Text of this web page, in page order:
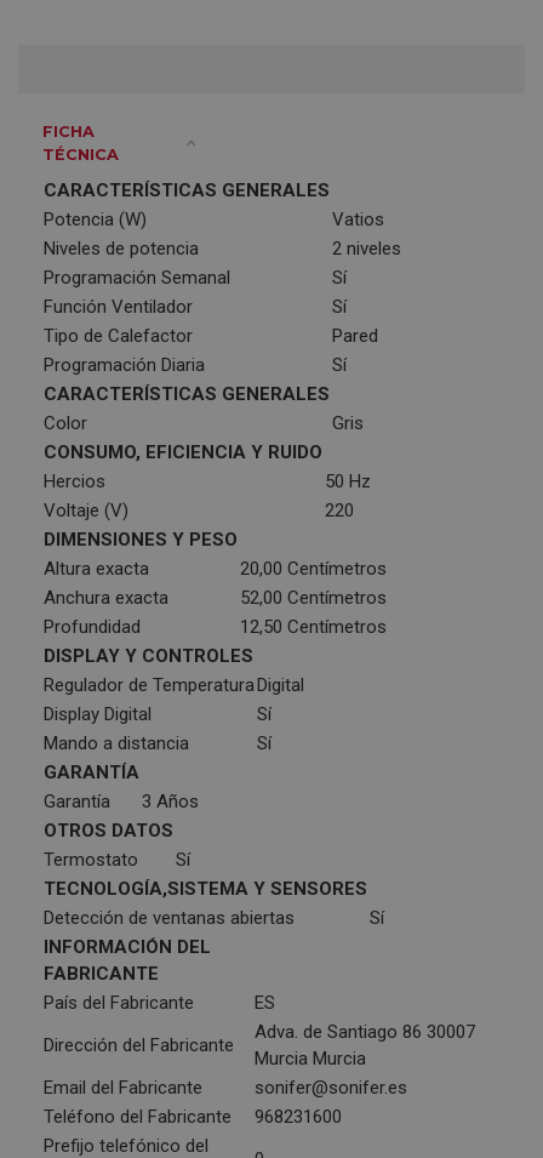
FICHA
TÉCNICA
CARACTERÍSTICAS GENERALES
Potencia (W)
Vatios
Niveles de potencia
2 niveles
Programación Semanal
Sí
Función Ventilador
Sí
Tipo de Calefactor
Pared
Programación Diaria
Sí
CARACTERÍSTICAS GENERALES
Color
Gris
CONSUMO, EFICIENCIA Y RUIDO
Hercios
50 Hz
Voltaje (V)
220
DIMENSIONES Y PESO
Altura exacta
20,00 Centímetros
Anchura exacta
52,00 Centímetros
Profundidad
12,50 Centímetros
DISPLAY Y CONTROLES
Regulador de TemperaturaDigital
Display Digital
Sí
Mando a distancia
Sí
GARANTÍA
Garantía
3 Años
OTROS DATOS
Termostato
Sí
TECNOLOGÍA,SISTEMA Y SENSORES
Detección de ventanas abiertas
Sí
INFORMACIÓN DEL
FABRICANTE
País del Fabricante
ES
Dirección del Fabricante
Adva. de Santiago 86 30007
Murcia Murcia
Email del Fabricante
sonifer@sonifer.es
Teléfono del Fabricante
968231600
Prefijo telefónico del